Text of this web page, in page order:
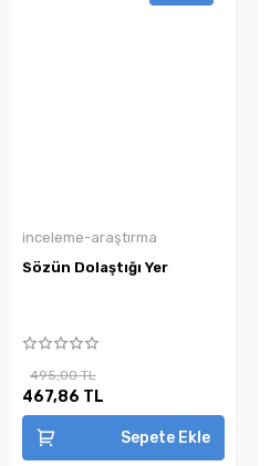
inceleme-araştırma
Sözün Dolaştığı Yer
495,00 TL
467,86 TL
Sepete Ekle